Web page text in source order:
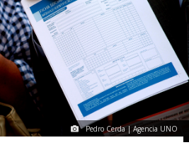
Pedro Cerda | Agencia UNO